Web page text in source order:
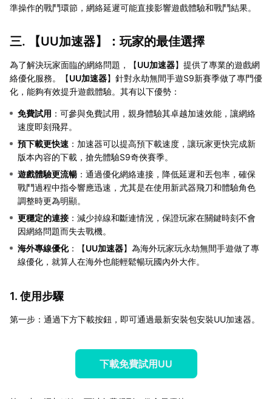
準操作的戰鬥環節，網絡延遲可能直接影響遊戲體驗和戰鬥結果。
三. 【UU加速器】：玩家的最佳選擇
為了解決玩家面臨的網絡問題，【UU加速器】提供了專業的遊戲網
絡優化服務。【UU加速器】針對永劫無間手遊S9新賽季做了專門優
化，能夠有效提升遊戲體驗。其有以下優勢：
免費試用 ：可參與免費試用，親身體驗其卓越加速效能，讓網絡
速度即刻飛昇。
預下載更快速 ：加速器可以提高預下載速度，讓玩家更快完成新
版本內容的下載，搶先體驗S9奇俠賽季。
遊戲體驗更流暢 ：通過優化網絡連接，降低延遲和丟包率，確保
戰鬥過程中指令響應迅速，尤其是在使用新武器飛刀和體驗角色
調整時更為明顯。
更穩定的連接 ：減少掉線和斷連情況，保證玩家在關鍵時刻不會
因網絡問題而失去戰機。
海外專線優化：【UU加速器】為海外玩家玩永劫無間手遊做了專
線優化，就算人在海外也能輕鬆暢玩國內外大作。
1. 使用步驟
第一步：通過下方下載按鈕，即可通過最新安裝包安裝UU加速器。
下載免費試用UU